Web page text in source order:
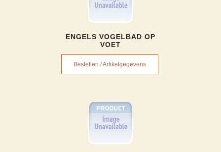
ENGELS VOGELBAD OP
VOET
Bestellen / Artikelgegevens